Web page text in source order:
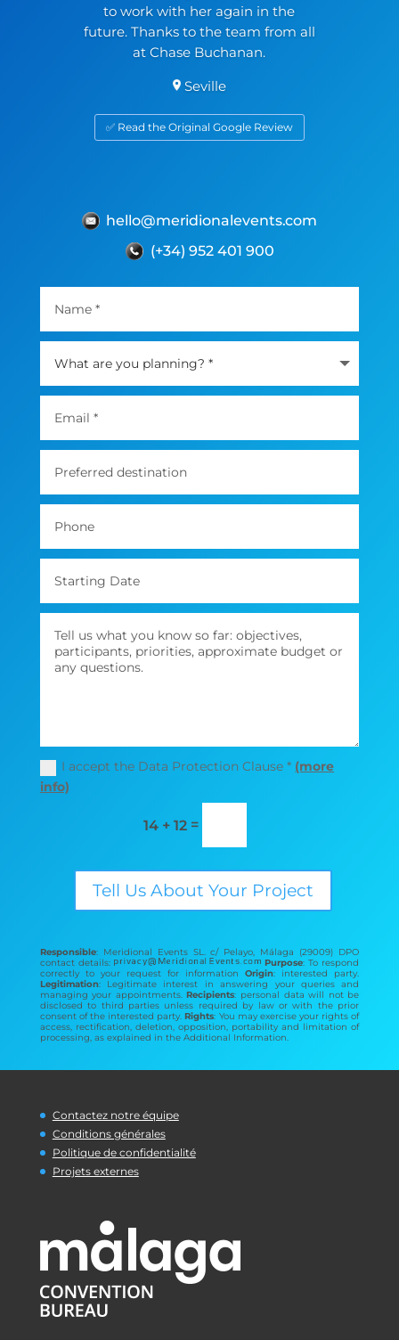
to work with her again in the
future. Thanks to the team from all
at Chase Buchanan.
Seville
✅ Read the Original Google Review
I accept the Data Protection Clause * (more
info)
14 + 12=
Tell Us About Your Project
Responsible: Meridional Events SL. c/ Pelayo, Málaga (29009) DPO
contact details:
Purpose: To respond
correctly to your request for informationOrigin: interested party.
Legitimation: Legitimate interest in answering your queries and
managing your appointments.Recipients: personal data will not be
disclosed to third parties unless required by law or with the prior
consent of the interested party.Rights: You may exercise your rights of
access, rectification, deletion, opposition, portability and limitation of
processing, as explained in the Additional Information.
Contactez notre équipe
Conditions générales
Politique de confidentialité
Projets externes